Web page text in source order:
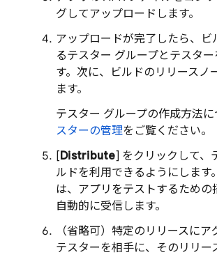
グしてアップロードします。
アップロードが完了したら、ビ
るテスター グループとテスタ
す。次に、ビルドのリリースノ
ます。
テスター グループの作成方法に
スターの管理をご覧ください。
[Distribute] をクリックして、
ルドを利用できるようにします
は、アプリをテストするための
自動的に受信します。
（省略可）特定のリリースにア
テスターを相手に、そのリリー